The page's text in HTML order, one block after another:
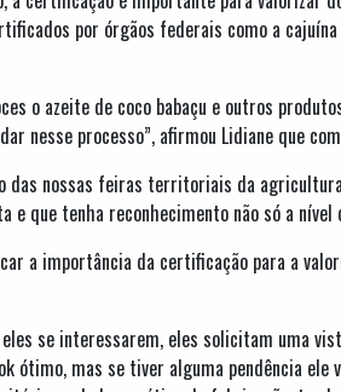
por órgãos federais como a
o azeite de coco babaçu e outros
nesse processo”, afirmou Lidiane que
nossas feiras territoriais da
que tenha reconhecimento não só a
a importância da certificação para a
se interessarem, eles solicitam uma
mas se tiver alguma pendência ele